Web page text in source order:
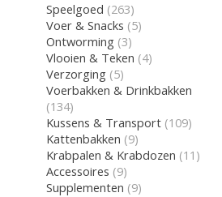
Speelgoed (263)
Voer & Snacks (5)
Ontworming (3)
Vlooien & Teken (4)
Verzorging (5)
Voerbakken & Drinkbakken
(134)
Kussens & Transport (109)
Kattenbakken (9)
Krabpalen & Krabdozen (11)
Accessoires (9)
Supplementen (9)